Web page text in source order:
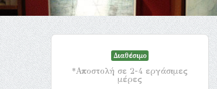
Διαθέσιμο
*Αποστολή σε 2-4 εργάσιμες
μέρες